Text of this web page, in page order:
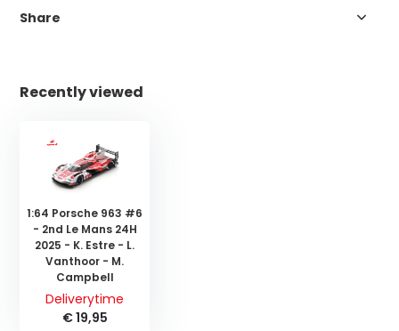
Share
Recently viewed
1:64 Porsche 963 #6
- 2nd Le Mans 24H
2025 - K. Estre - L.
Vanthoor - M.
Campbell
Deliverytime
€ 19,95